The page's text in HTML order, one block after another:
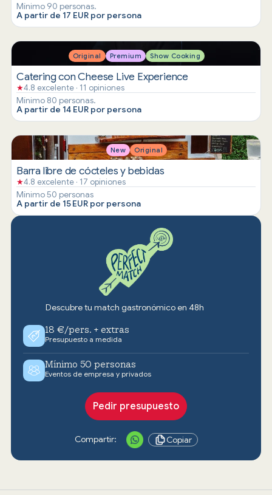
Mínimo 90 personas.
A partir de 17 EUR por persona
Original Premium Show Cooking
Catering con Cheese Live Experience
★4.8 excelente · 11 opiniones
Mínimo 80 personas.
A partir de 14 EUR por persona
New Original
Barra libre de cócteles y bebidas
★4.8 excelente · 17 opiniones
Mínimo 50 personas
A partir de 15 EUR por persona
Descubre tu match gastronómico en 48h
18 €/pers. + extras
Presupuesto a medida
Mínimo 50 personas
Eventos de empresa y privados
Pedir presupuesto
Compartir: Copiar